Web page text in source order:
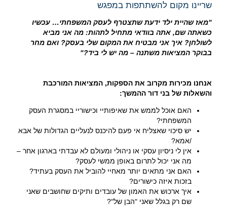
שריינו מקום להשתתפות במפגש
"מאז שהיית ילד ידעת שתצטרף לעסק המשפחתי… עכשיו
כשאתה שם, אתה בוודאי מתחיל לתהות: מה אני מביא
לשולחן? איך אני מבטיח את המקום שלי בעסק? ואם מחר
בבוקר המציאות משתנה – מה יש לי ביד?"
אנחנו מכירות מקרוב את הספקות, המציאות המורכבת
והשאלות של בני דור ההמשך:
האם אוכל לממש את שאיפותיי וכישוריי במסגרת העסק
המשפחתי?
יש סיכוי שאצליח אי פעם להיכנס לנעליים הגדולות של אבא
/אמא?
אין לי ניסיון עסקי או ניהולי ומעולם לא עבדתי בארגון אחר –
מה אני יכול לתרום באופן ממשי לעסק?
האם אני מתאים יותר מאחיי להוביל את העסק בעתיד?
בזכות איזה כישורים?
איך ארכוש את האמון של עובדים ותיקים שחושבים שאני
שם רק בגלל שאני "הבן של"?